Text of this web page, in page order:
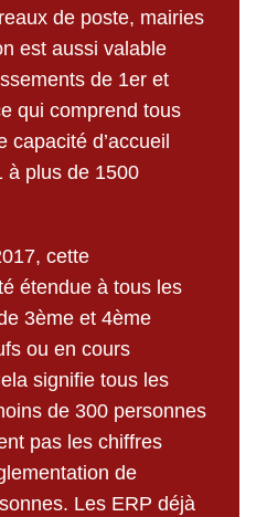
de poste, mairies
est aussi valable
de 1er et
qui comprend tous
capacité d’accueil
à plus de 1500
cette
étendue à tous les
3ème et 4ème
ou en cours
signifie tous les
de 300 personnes
pas les chiffres
de
Les ERP déjà